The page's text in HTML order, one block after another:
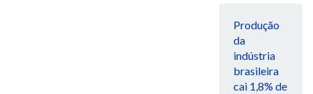
Produção
da
indústria
brasileira
cai 1,8% de